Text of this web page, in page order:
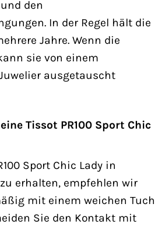
den
In der Regel hält die
Jahre. Wenn die
sie von einem
ausgetauscht
Tissot PR100 Sport Chic
Sport Chic Lady in
erhalten, empfehlen wir
mit einem weichen Tuch
Sie den Kontakt mit